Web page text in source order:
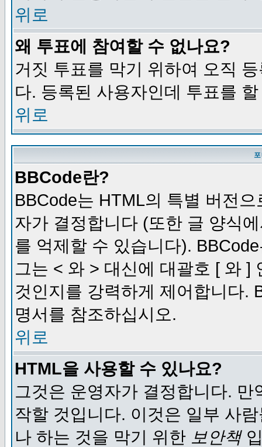
위로
왜 투표에 참여할 수 없나요?
거짓 투표를 막기 위하여 오직
다. 등록된 사용자인데 투표를
위로
BBCode란?
BBCode는 HTML의 특별 버전
자가 결정합니다 (또한 글 양식
를 억제할 수 있습니다).
그는 < 와 > 대신에 대괄호 [ 와 ]
것인지를 강력하게 제어합니다.
명서를 참조하십시오.
위로
HTML을 사용할 수 있나요?
그것은 운영자가 결정합니다.
작할 것입니다. 이것은 일부 사
나 하는 것을 막기 위한 보안책